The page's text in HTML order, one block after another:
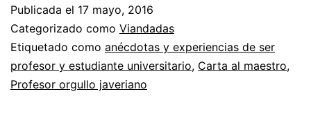
cartas
al
profesor
más.
Publicada el 17 mayo, 2016
Categorizado como Viandadas
Etiquetado como anécdotas y experiencias de ser
profesor y estudiante universitario, Carta al maestro,
Profesor orgullo javeriano